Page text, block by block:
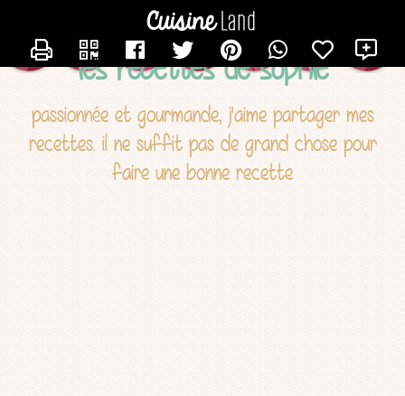
les recettes de sophie
passionnée et gourmande, j'aime partager mes
recettes. il ne suffit pas de grand chose pour
faire une bonne recette
CONTACTER TROPIC